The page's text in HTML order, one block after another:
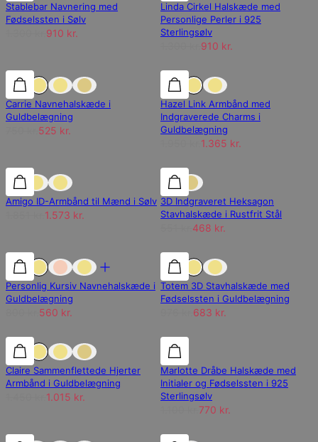
Stablebar Navnering med
Fødselssten i Sølv
910 kr.
Linda Cirkel Halskæde med
Personlige Perler i 925
Sterlingsølv
910 kr.
30% rabat 30% rabat
Carrie Navnehalskæde i
Guldbelægning
525 kr.
30% rabat
Hazel Link Armbånd med
Indgraverede Charms i
Guldbelægning
1.365 kr.
15% rabat 15% rabat
Amigo ID-Armbånd til Mænd i Sølv
1.573 kr.
15% rabat
3D Indgraveret Heksagon
Stavhalskæde i Rustfrit Stål
468 kr.
30% rabat 30% rabat
Personlig Kursiv Navnehalskæde i
Guldbelægning
560 kr.
30% rabat
Totem 3D Stavhalskæde med
Fødselssten i Guldbelægning
683 kr.
30% rabat 30% rabat
Claire Sammenflettede Hjerter
Armbånd i Guldbelægning
1.015 kr.
30% rabat
Marlotte Dråbe Halskæde med
Initialer og Fødselssten i 925
Sterlingsølv
770 kr.